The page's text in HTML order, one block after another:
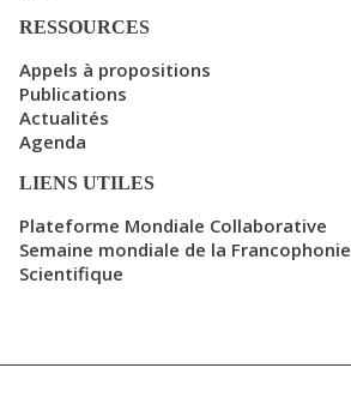
RESSOURCES
Appels à propositions
Publications
Actualités
Agenda
LIENS UTILES
Plateforme Mondiale Collaborative
Semaine mondiale de la Francophonie
Scientifique